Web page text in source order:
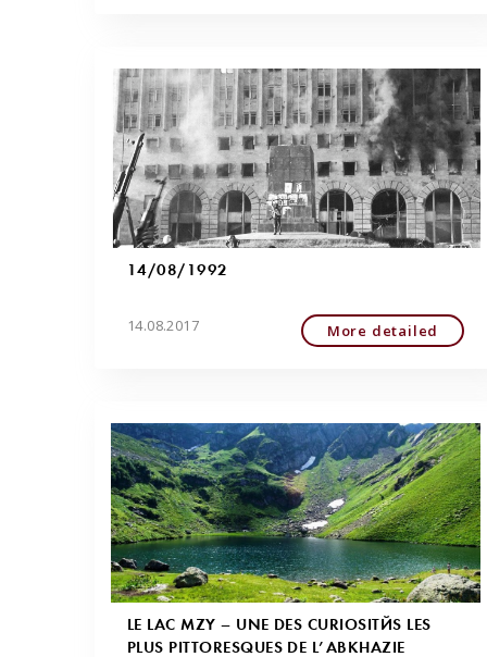
14/08/1992
14.08.2017 More detailed
LE LAC MZY – UNE DES CURIOSITÉS LES
PLUS PITTORESQUES DE L’ABKHAZIE